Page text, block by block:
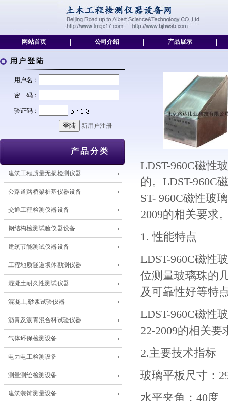
网站首页 公司介绍 产品展示
用户登陆
用户名：
密 码：
验证码：
新用户注册
产品分类
建筑工程质量无损检测仪器
公路道路桥梁桩基仪器设备
交通工程检测仪器设备
钢结构检测试验仪器设备
建筑节能测试仪器设备
工程地质隧道坝体勘测仪器
混凝土耐久性测试仪器
混凝土,砂浆试验仪器
沥青及沥青混合料试验仪器
气体环保检测设备
电力电工检测设备
测量测绘检测设备
建筑装饰测量设备
LDST-960C磁性
的。 LDST-960C
ST- 960C磁性玻
2009的相关要求
1.性能特点
LDST-960C磁性
位测量玻璃珠的
及可靠性好等特
LDST-960C磁性
22-2009的相关要
2.主要技术指标
玻璃平板尺寸：
水平夹角： 40度